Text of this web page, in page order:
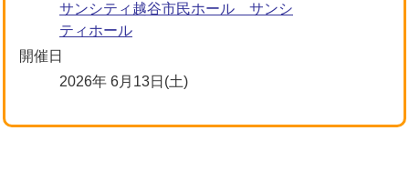
サンシティ越谷市民ホール サンシ
ティホール
開催日
2026年 6月13日(土)